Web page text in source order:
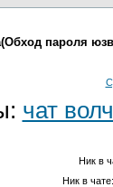
пароля
чат
Ник в
Ник в чате: